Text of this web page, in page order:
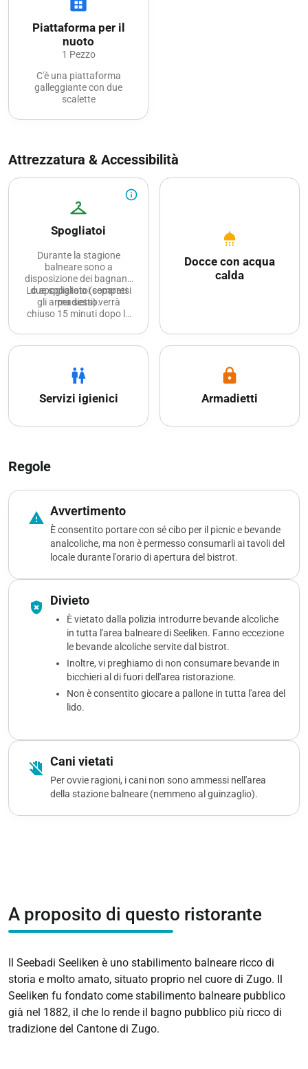
view_cozy
Piattaforma per il
nuoto
1 Pezzo
C'è una piattaforma
galleggiante con due
scalette
Attrezzatura & Accessibilità
info_outline
checkroom
Spogliatoi
Durante la stagione
balneare sono a
disposizione dei bagnanti
due spogliatoi separati
per sesso.
Lo spogliatoio (compresi
gli armadietti) verrà
chiuso 15 minuti dopo la
consentire le operazioni di
pulizia.
shower
Docce con acqua
calda
wc
Servizi igienici
lock
Armadietti
Regole
warning Avvertimento
È consentito portare con sé cibo per il picnic e bevande
analcoliche, ma non è permesso consumarli ai tavoli del
locale durante l'orario di apertura del bistrot.
gpp_bad Divieto
È vietato dalla polizia introdurre bevande alcoliche
in tutta l'area balneare di Seeliken. Fanno eccezione
le bevande alcoliche servite dal bistrot.
Inoltre, vi preghiamo di non consumare bevande in
bicchieri al di fuori dell'area ristorazione.
Non è consentito giocare a pallone in tutta l'area del
lido.
do_not_touch Cani vietati
Per ovvie ragioni, i cani non sono ammessi nell'area
della stazione balneare (nemmeno al guinzaglio).
A proposito di questo ristorante
Il Seebadi Seeliken è uno stabilimento balneare ricco di
storia e molto amato, situato proprio nel cuore di Zugo. Il
Seeliken fu fondato come stabilimento balneare pubblico
già nel 1882, il che lo rende il bagno pubblico più ricco di
tradizione del Cantone di Zugo.